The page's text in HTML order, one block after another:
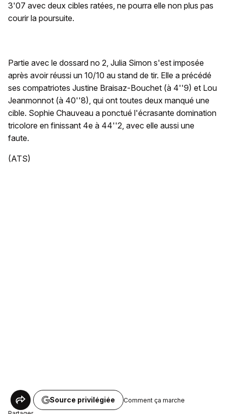
3'07 avec deux cibles ratées, ne pourra elle non plus pas
courir la poursuite.
Partie avec le dossard no 2, Julia Simon s'est imposée
après avoir réussi un 10/10 au stand de tir. Elle a précédé
ses compatriotes Justine Braisaz-Bouchet (à 4''9) et Lou
Jeanmonnot (à 40''8), qui ont toutes deux manqué une
cible. Sophie Chauveau a ponctué l'écrasante domination
tricolore en finissant 4e à 44''2, avec elle aussi une
faute.
(ATS)
Source privilégiée Comment ça marche